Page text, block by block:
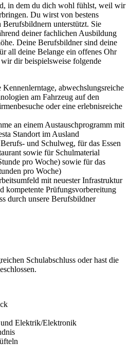
in dem du dich wohl fühlst, weil wir
Du wirst von bestens
unterstützt. Sie
deiner fachlichen Ausbildung
Deine Berufsbildner sind deine
all deine Belange ein offenes Ohr
dir beispielsweise folgende
abwechslungsreiche
am Fahrzeug auf den
oder eine erlebnisreiche
an einem Austauschprogramm mit
Standort im Ausland
und Schulweg, für das Essen
sowie für Schulmaterial
pro Woche) sowie für das
pro Woche)
mit neuester Infrastruktur
kompetente Prüfungsvorbereitung
durch unsere Berufsbildner
Schulabschluss oder hast die
Elektrik/Elektronik